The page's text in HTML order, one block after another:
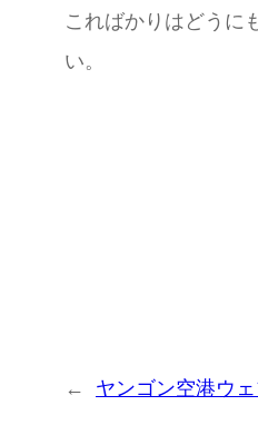
こればかりはどうに
い。
← ヤンゴン空港ウ